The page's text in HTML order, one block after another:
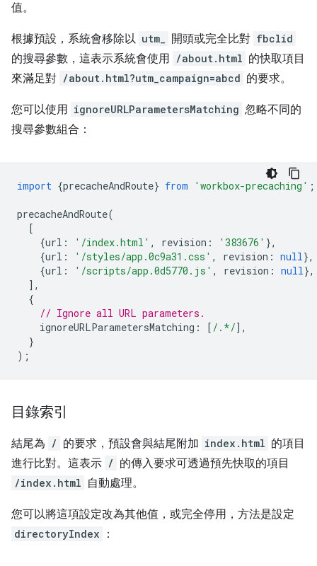
值。
根據預設，系統會移除以 utm_ 開頭或完全比對 fbclid
的搜尋參數，這表示系統會使用 /about.html 的快取項目
來滿足對 /about.html?utm_campaign=abcd 的要求。
您可以使用 ignoreURLParametersMatching 忽略不同的
搜尋參數組合：
import {precacheAndRoute} from 'workbox-precaching' ;
precacheAndRoute(
[
{url : '/index.html' , revision : '383676' },
{url : '/styles/app.0c9a31.css' , revision : null},
{url : '/scripts/app.0d5770.js' , revision : null},
],
{
// Ignore all URL parameters.
ignoreURLParametersMatching : [ /.*/],
}
);
目錄索引
結尾為 / 的要求，預設會與結尾附加 index.html 的項目
進行比對。這表示 / 的傳入要求可透過預先快取的項目
/index.html 自動處理。
您可以將這項設定改為其他值，或完全停用，方法是設定
directoryIndex ：